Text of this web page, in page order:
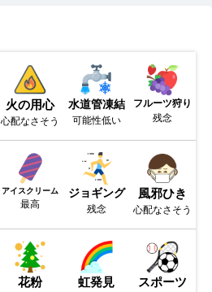
火の用心
心配なさそう
水道管凍結
可能性低い
フルーツ狩り
残念
アイスクリーム
最高
ジョギング
残念
風邪ひき
心配なさそう
花粉 虹発見 スポーツ